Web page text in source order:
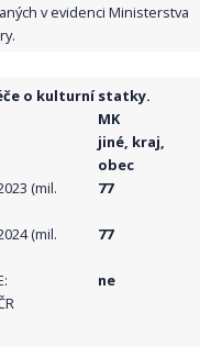
v evidenci Ministerstva
o kulturní statky.
MK
jiné, kraj,
obec
(mil.
77
(mil.
77
ne